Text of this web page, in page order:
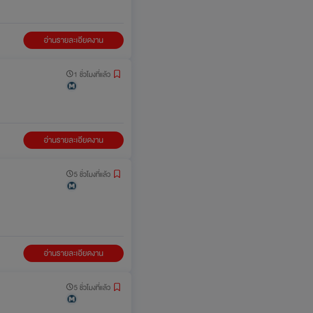
อ่านรายละเอียดงาน
1 ชั่วโมงที่แล้ว
อ่านรายละเอียดงาน
5 ชั่วโมงที่แล้ว
อ่านรายละเอียดงาน
5 ชั่วโมงที่แล้ว